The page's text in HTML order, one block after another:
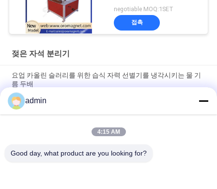
negotiable MOQ:1SET
접촉
젖은 자석 분리기
요업 카올린 슬러리를 위한 습식 자력 선별기를 냉각시키는 물 기
름 두배
세라믹 슬러리 화학 용액 저 에너지 EP 정보 세라믹 슬러리를 위한
높은 효과적인 자력 선별기
세라믹 2.5T는 비 금속성 광물 물질을 위한 자력 선별기 기계를 축
admin
4:15 AM
Good day, what product are you looking for?